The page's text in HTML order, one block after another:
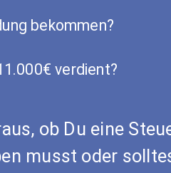
bekommen?
verdient?
ob Du eine
musst oder